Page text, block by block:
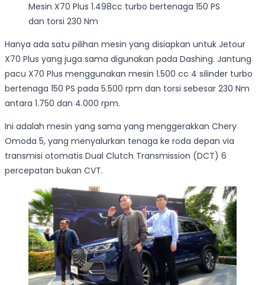
Mesin X70 Plus 1.498cc turbo bertenaga 150 PS
dan torsi 230 Nm
Hanya ada satu pilihan mesin yang disiapkan untuk Jetour
X70 Plus yang juga sama digunakan pada Dashing. Jantung
pacu X70 Plus menggunakan mesin 1.500 cc 4 silinder turbo
bertenaga 150 PS pada 5.500 rpm dan torsi sebesar 230 Nm
antara 1.750 dan 4.000 rpm.
Ini adalah mesin yang sama yang menggerakkan Chery
Omoda 5, yang menyalurkan tenaga ke roda depan via
transmisi otomatis Dual Clutch Transmission (DCT) 6
percepatan bukan CVT.